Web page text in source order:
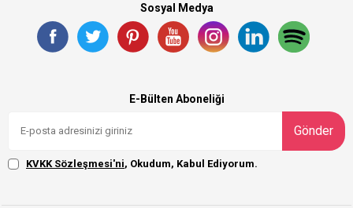
Sosyal Medya
E-Bülten Aboneliği
Gönder
KVKK Sözleşmesi'ni, Okudum, Kabul Ediyorum.